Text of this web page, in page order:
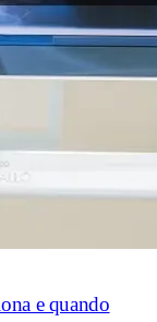
e quando